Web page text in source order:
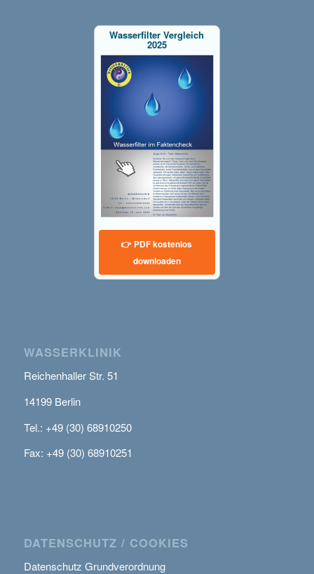
Wasserfilter Vergleich
2025
👉 PDF kostenlos
downloaden
WASSERKLINIK
Reichenhaller Str. 51
14199 Berlin
Tel.: +49 (30) 68910250
Fax: +49 (30) 68910251
DATENSCHUTZ / COOKIES
Datenschutz Grundverordnung